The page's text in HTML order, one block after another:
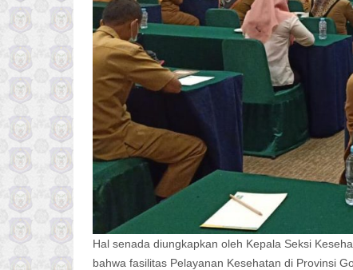
Hal senada diungkapkan oleh Kepala Seksi
bahwa fasilitas Pelayanan Kesehatan di Provinsi